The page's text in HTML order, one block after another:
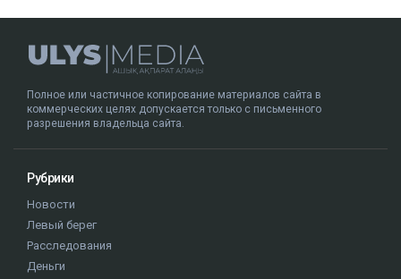
Полное или частичное копирование материалов сайта в
коммерческих целях допускается только с письменного
разрешения владельца сайта.
Рубрики
Новости
Левый берег
Расследования
Деньги